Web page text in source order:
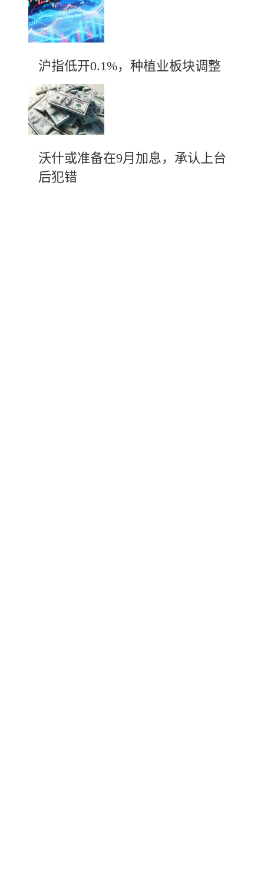
沪指低开0.1%，种植业板块调整
沃什或准备在9月加息，承认上台
后犯错